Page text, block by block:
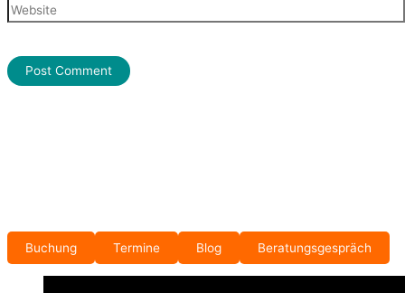
Buchung Termine Blog Beratungsgespräch